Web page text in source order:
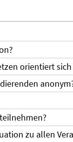
orientiert
zu allen